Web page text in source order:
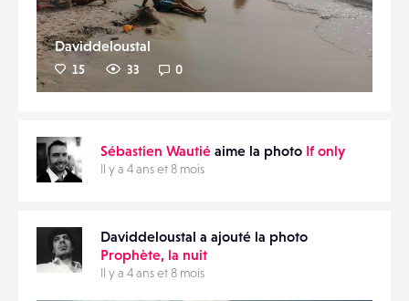
Daviddeloustal
15 33 0
Sébastien Wautié aime la photo If only
Il y a 4 ans et 8 mois
Daviddeloustal a ajouté la photo
Prophète, la nuit
Il y a 4 ans et 8 mois